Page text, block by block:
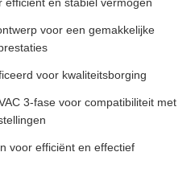
voor een gemakkelijke
voor kwaliteitsborging
3-fase voor compatibiliteit met
voor efficiënt en effectief